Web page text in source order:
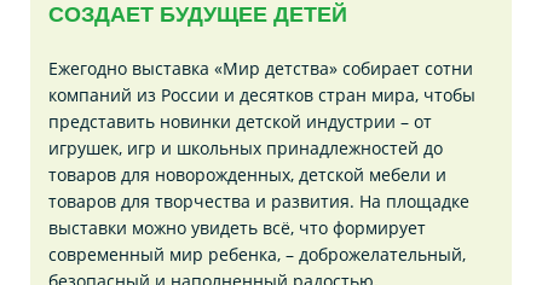
СОЗДАЕТ БУДУЩЕЕ ДЕТЕЙ
Ежегодно выставка «Мир детства» собирает сотни
компаний из России и десятков стран мира, чтобы
представить новинки детской индустрии – от
игрушек, игр и школьных принадлежностей до
товаров для новорожденных, детской мебели и
товаров для творчества и развития. На площадке
выставки можно увидеть всё, что формирует
современный мир ребенка, – доброжелательный,
безопасный и наполненный радостью.